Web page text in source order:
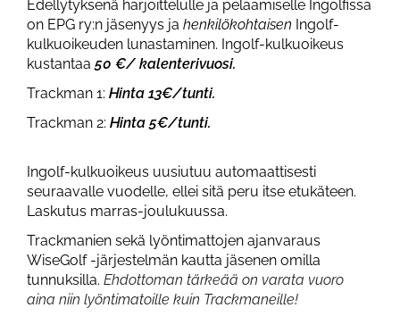
Edellytyksenä harjoittelulle ja pelaamiselle Ingolfissa
on EPG ry:n jäsenyys ja henkilökohtaisen Ingolf-
kulkuoikeuden lunastaminen. Ingolf-kulkuoikeus
kustantaa50 €/ kalenterivuosi.
Trackman 1: Hinta 13€/tunti.
Trackman 2: Hinta 5€/tunti.
Ingolf-kulkuoikeus uusiutuu automaattisesti
seuraavalle vuodelle, ellei sitä peru itse etukäteen.
Laskutus marras-joulukuussa.
Trackmanien sekä lyöntimattojen ajanvaraus
WiseGolf -järjestelmän kautta jäsenen omilla
tunnuksilla. Ehdottoman tärkeää on varata vuoro
aina niin lyöntimatoille kuin Trackmaneille!​​​​​​​